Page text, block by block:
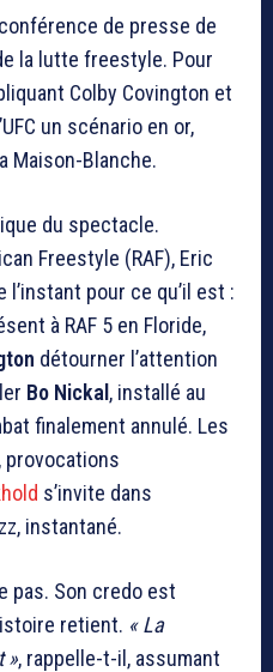
de presse de
la lutte freestyle. Pour
Colby Covington et
un scénario en or,
Maison-Blanche.
du spectacle.
Freestyle (RAF), Eric
l’instant pour ce qu’il est :
à RAF 5 en Floride,
détourner l’attention
Bo Nickal, installé au
finalement annulé. Les
provocations
s’invite dans
instantané.
pas. Son credo est
retient. « La
», rappelle-t-il, assumant